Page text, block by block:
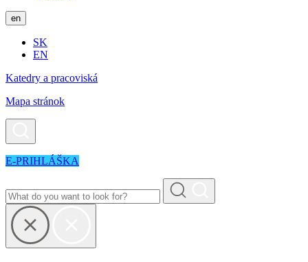
en
SK
EN
Katedry a pracoviská
Mapa stránok
E-PRIHLÁŠKA